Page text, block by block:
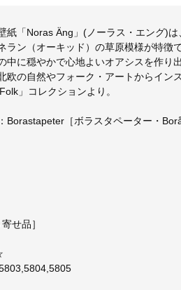
紙「Noras Äng」(ノーラス・エング)
ラン（オーキッド）の草原模様が特
中に穏やかで心地よいオアシスを作
欧の自然やフォーク・アートからイ
」コレクションより。
Borastapeter［ボラスタペーター・
せ品］